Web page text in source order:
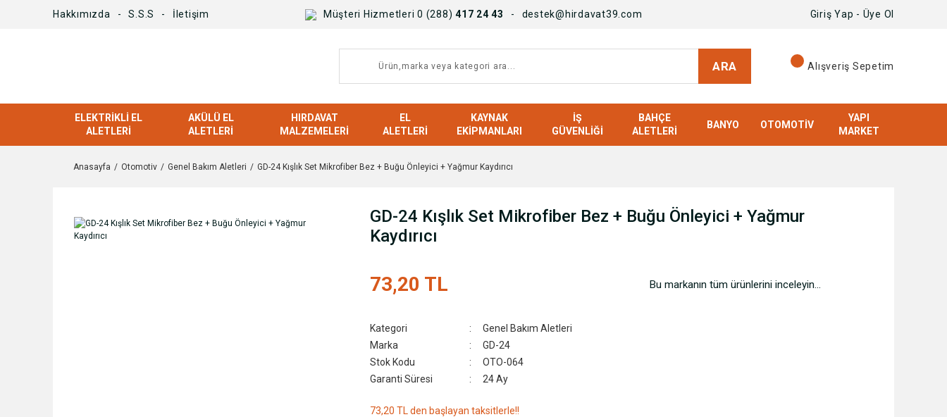
Hakkımızda S.S.S İletişim Müşteri Hizmetleri 0 (288) 417 24 43 destek@hirdavat39.com Giriş Yap - Üye Ol
ARA Alışveriş Sepetim
ELEKTRIKLI EL
ALETLERI
AKÜLÜ EL
ALETLERI
HIRDAVAT
MALZEMELERI
EL
ALETLERI
KAYNAK
EKIPMANLARI
İŞ
GÜVENLIĞI
BAHÇE
ALETLERI
BANYO OTOMOTIV
YAPI
MARKET
Anasayfa Otomotiv Genel Bakım Aletleri GD-24 Kışlık Set Mikrofiber Bez + Buğu Önleyici + Yağmur Kaydırıcı
GD-24 Kışlık Set Mikrofiber Bez + Buğu Önleyici + Yağmur
Kaydırıcı
73,20 TL Bu markanın tüm ürünlerini inceleyin...
Kategori
Genel Bakım Aletleri
Marka
GD-24
Stok Kodu
OTO-064
Garanti Süresi
24 Ay
73,20 TL den başlayan taksitlerle!!